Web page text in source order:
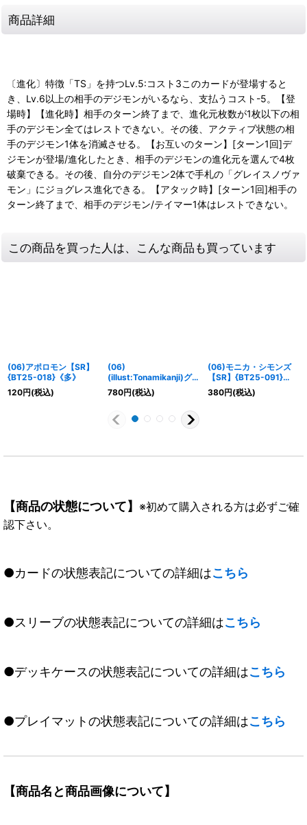
商品詳細
〔進化〕特徴「TS」を持つLv.5:コスト3このカードが登場すると
き、Lv.6以上の相手のデジモンがいるなら、支払うコスト-5。【登
場時】【進化時】相手のターン終了まで、進化元枚数が1枚以下の相
手のデジモン全てはレストできない。その後、アクティブ状態の相
手のデジモン1体を消滅させる。【お互いのターン】[ターン1回]デ
ジモンが登場/進化したとき、相手のデジモンの進化元を選んで4枚
破棄できる。その後、自分のデジモン2体で手札の「グレイスノヴァ
モン」にジョグレス進化できる。【アタック時】[ターン1回]相手の
ターン終了まで、相手のデジモン/テイマー1体はレストできない。
この商品を買った人は、こんな商品も買っています
(06)アポロモン【SR】
{BT25-018}《多》
120円(税込)
(06)
(illust:Tonamikanji)グ
レイスノヴァモン
【SEC】{BT25-103}
780円(税込)
(06)モニカ・シモンズ
【SR】{BT25-091}
《黒》
380円(税込)
【商品の状態について】 ※初めて購入される方は必ずご確
認下さい。
●カードの状態表記についての詳細はこちら
●スリーブの状態表記についての詳細はこちら
●デッキケースの状態表記についての詳細はこちら
●プレイマットの状態表記についての詳細はこちら
【商品名と商品画像について】